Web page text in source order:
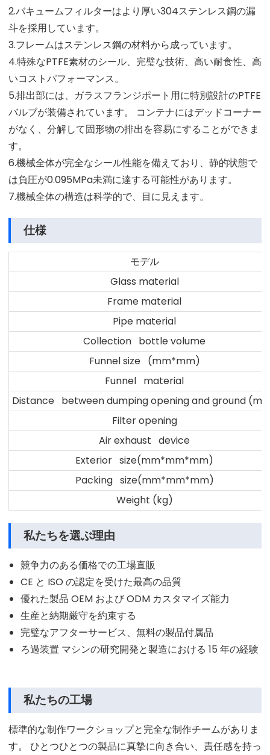
2.バキュームフィルターはより厚い304ステンレス鋼の漏
斗を採用しています。
3.フレームはステンレス鋼の材料から成っています。
4.特殊なPTFE素材のシール、完璧な技術、高い耐食性、高
いコストパフォーマンス。
5.排出部には、ガラスフランジポート用に特別設計のPTFE
バルブが装備されています。 コンテナにはデッドコーナー
がなく、分解して固形物の排出を容易にすることができま
す。
6.機械全体が完全なシール性能を備えており、静的状態で
は負圧が0.095MPa未満に達する可能性があります。
7.機械全体の構造は科学的で、目に見えます。
仕様
モデル
Glass material
Frame material
Pipe material
Collection bottle volume
Funnel size (mm*mm)
Funnel material
Distance between dumping opening and ground
Filter opening
Air exhaust device
Exterior size(mm*mm*mm)
Packing size(mm*mm*mm)
Weight (kg)
私たちを選ぶ理由
競争力のある価格での工場直販
CE と ISO の認定を受けた最高の品質
優れた製品 OEM および ODM カスタマイズ能力
生産と納期厳守を約束する
完璧なアフターサービス、無料の製品付属品
ろ過装置 マシンの研究開発と製造における 15 年の経験
私たちの工場
標準的な制作ワークショップと完全な制作チームがありま
す。 ひとつひとつの製品に真摯に向き合い、責任感を持っ